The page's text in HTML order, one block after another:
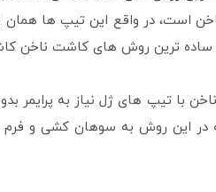
است، در واقع این تیپ ها
ساده ترین روش های کاشت ناخن
با تیپ های ژل نیاز به
این روش به سوهان کشی و فرم